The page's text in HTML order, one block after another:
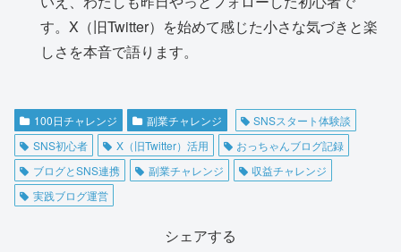
す。X（旧Twitter）を始めて感じた小さな気づきと楽
しさを本音で語ります。
100日チャレンジ 副業チャレンジ
SNSスタート体験談
SNS初心者
X（旧Twitter）活用
おっちゃんブログ記録
ブログとSNS連携
副業チャレンジ
収益チャレンジ
実践ブログ運営
シェアする